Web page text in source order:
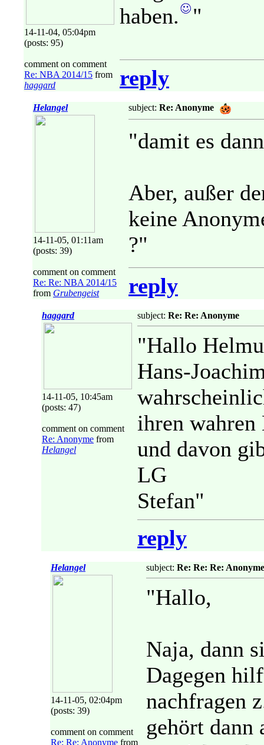
14-11-04, 05:04pm
(posts: 95)
comment on comment
Re: NBA 2014/15 from
haggard
haben.
"
reply
Helangel
14-11-05, 01:11am
(posts: 39)
comment on comment
Re: Re: NBA 2014/15
from Grubengeist
subject: Re: Anonyme
"damit es
Aber, außer
keine
?"
reply
haggard
14-11-05, 10:45am
(posts: 47)
comment on comment
Re: Anonyme from
Helangel
subject: Re: Re: Anonyme
"Hallo
Hans-
ihren
und davon
LG
Stefan"
reply
Helangel
14-11-05, 02:04pm
(posts: 39)
comment on comment
Re: Re: Anonyme from
subject: Re: Re: Re: Anonyme
"Hallo,
Naja, dann
Dagegen
nachfragen
gehört dann